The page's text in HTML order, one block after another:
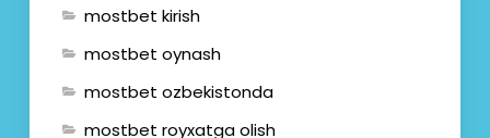
mostbet kirish
mostbet oynash
mostbet ozbekistonda
mostbet royxatga olish